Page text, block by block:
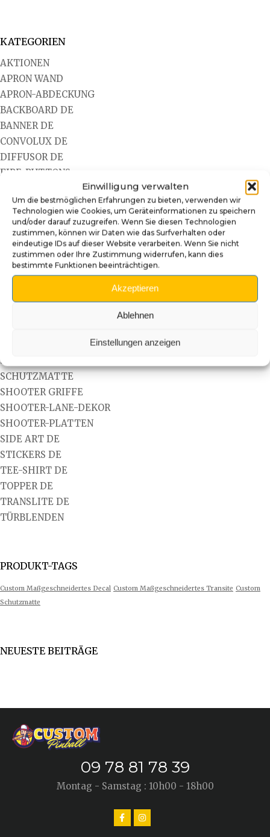
Einwilligung verwalten
Um die bestmöglichen Erfahrungen zu bieten, verwenden wir
Technologien wie Cookies, um Geräteinformationen zu speichern
und/oder darauf zuzugreifen. Wenn Sie diesen Technologien
zustimmen, können wir Daten wie das Surfverhalten oder
eindeutige IDs auf dieser Website verarbeiten. Wenn Sie nicht
zustimmen oder Ihre Zustimmung widerrufen, kann dies
bestimmte Funktionen beeinträchtigen.
Akzeptieren
Ablehnen
Einstellungen anzeigen
KATEGORIEN
AKTIONEN
APRON WAND
APRON-ABDECKUNG
BACKBOARD DE
BANNER DE
CONVOLUX DE
DIFFUSOR DE
FIRE-BUTTONS
FLIPPER CABINET AUFKLEBER
FLIPPERFINGER-STICKER
GETRÄNKEHALTER
HINGE-ABDECKUNG
INDIVIDUELLE NEULACKIERUNG
INSIDER-ABDECKUNG
KOMPLETTE TÜRBLENDEN
MODS FUR FLIPPER
SCHÜSSELANHÄNGER
SCHUTZMATTE
SHOOTER GRIFFE
SHOOTER-LANE-DEKOR
SHOOTER-PLATTEN
SIDE ART DE
STICKERS DE
TEE-SHIRT DE
TOPPER DE
TRANSLITE DE
TÜRBLENDEN
PRODUKT-TAGS
Custom Maßgeschneidertes Decal Custom Maßgeschneidertes Transite Custom
Schutzmatte
NEUESTE BEITRÄGE
09 78 81 78 39
Montag - Samstag : 10h00 - 18h00